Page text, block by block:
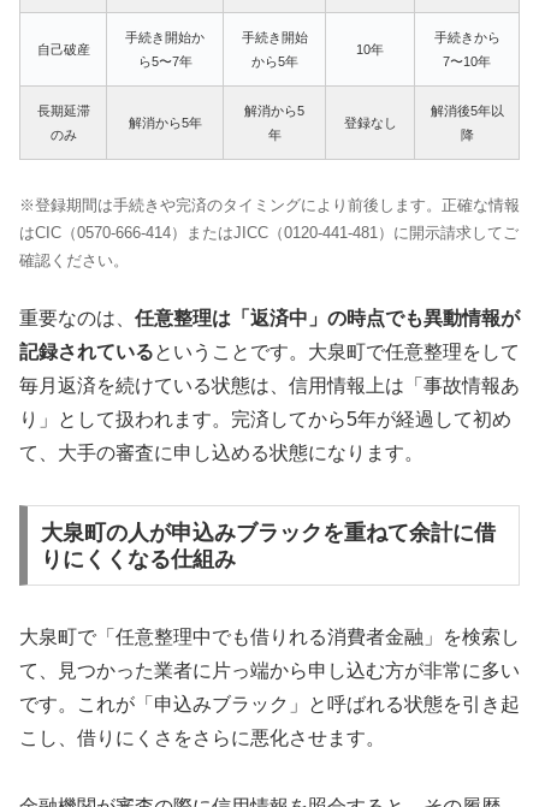
自己破産
手続き開始か
ら5〜7年
手続き開始
から5年
10年
手続きから
7〜10年
長期延滞
のみ
解消から5年
解消から5
年
登録なし
解消後5年以
降
※登録期間は手続きや完済のタイミングにより前後します。正確な情報
はCIC（0570-666-414）またはJICC（0120-441-481）に開示請求してご
確認ください。
重要なのは、 任意整理は「返済中」の時点でも異動情報が
記録されているということです。大泉町で任意整理をして
毎月返済を続けている状態は、信用情報上は「事故情報あ
り」として扱われます。完済してから5年が経過して初め
て、大手の審査に申し込める状態になります。
大泉町の人が申込みブラックを重ねて余計に借
りにくくなる仕組み
大泉町で「任意整理中でも借りれる消費者金融」を検索し
て、見つかった業者に片っ端から申し込む方が非常に多い
です。これが「申込みブラック」と呼ばれる状態を引き起
こし、借りにくさをさらに悪化させます。